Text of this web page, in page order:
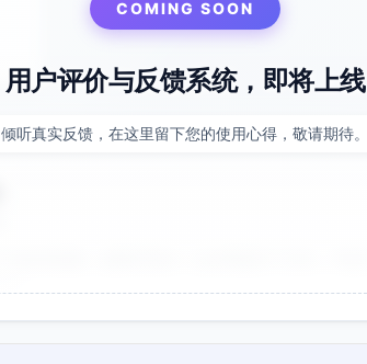
COMING SOON
用户评价与反馈系统，即将上线
倾听真实反馈，在这里留下您的使用心得，敬请期待。